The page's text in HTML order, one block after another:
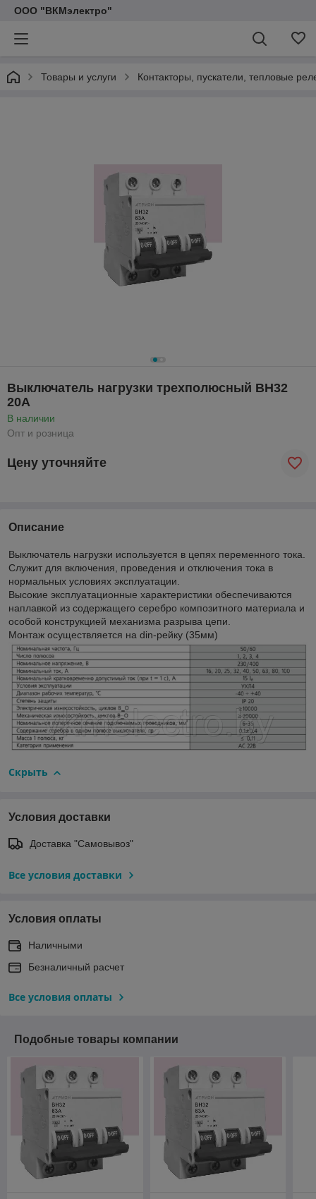
ООО "ВКМэлектро"
Товары и услуги Контакторы, пускатели, тепловые
Выключатель нагрузки трехполюсный ВН32
20А
В наличии
Опт и розница
Цену уточняйте
Описание
Выключатель нагрузки используется в цепях переменного тока.
Служит для включения, проведения и отключения тока в
нормальных условиях эксплуатации.
Высокие эксплуатационные характеристики обеспечиваются
наплавкой из содержащего серебро композитного материала и
особой конструкцией механизма разрыва цепи.
Монтаж осуществляется на din-рейку (35мм)
Скрыть
Условия доставки
Доставка "Самовывоз"
Все условия доставки
Условия оплаты
Наличными
Безналичный расчет
Все условия оплаты
Подобные товары компании